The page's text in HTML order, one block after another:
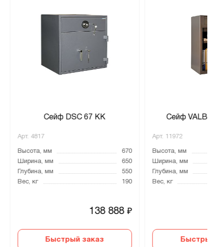
Сейф DSC 67 KK
Арт. 4817
Высота, мм
670
Ширина, мм
650
Глубина, мм
550
Вес, кг
190
138 888₽
Быстрый заказ
Сейф
Арт. 11972
Высота, мм
Ширина, мм
Глубина, мм
Вес, кг
Быстрый